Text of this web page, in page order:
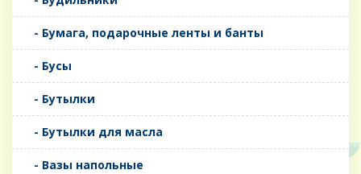
- Бумага, подарочные ленты и банты
- Бусы
- Бутылки
- Бутылки для масла
- Вазы напольные